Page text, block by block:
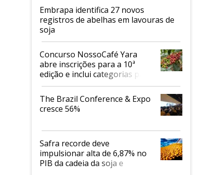
Embrapa identifica 27 novos
registros de abelhas em lavouras de
soja
Concurso NossoCafé Yara
abre inscrições para a 10ª
edição e inclui categorias para
cafés Canephora
The Brazil Conference & Expo
cresce 56%
Safra recorde deve
impulsionar alta de 6,87% no
PIB da cadeia da soja e